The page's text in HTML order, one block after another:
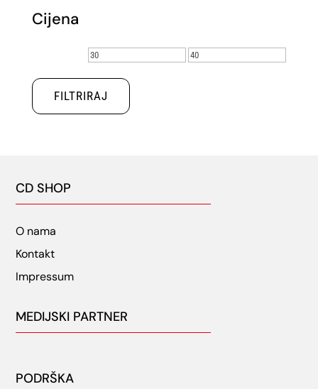
Cijena
Min
cijena
Maks
FILTRIRAJ
CD SHOP
O nama
Kontakt
Impressum
MEDIJSKI PARTNER
PODRŠKA